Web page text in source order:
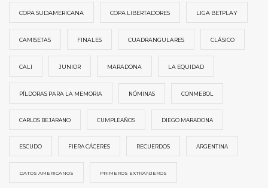
COPA SUDAMERICANA COPA LIBERTADORES LIGA BETPLAY
CAMISETAS FINALES CUADRANGULARES CLÁSICO
CALI JUNIOR MARADONA LA EQUIDAD
PÍLDORAS PARA LA MEMORIA NÓMINAS CONMEBOL
CARLOS BEJARANO CUMPLEAÑOS DIEGO MARADONA
ESCUDO FIERA CÁCERES RECUERDOS ARGENTINA
DATOS AMERICANOS PRIMEROS EXTRANJEROS